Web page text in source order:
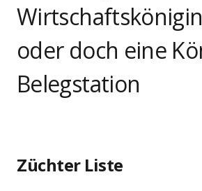
Wirtschaftskönigin
oder doch eine
Belegstation
Züchter Liste